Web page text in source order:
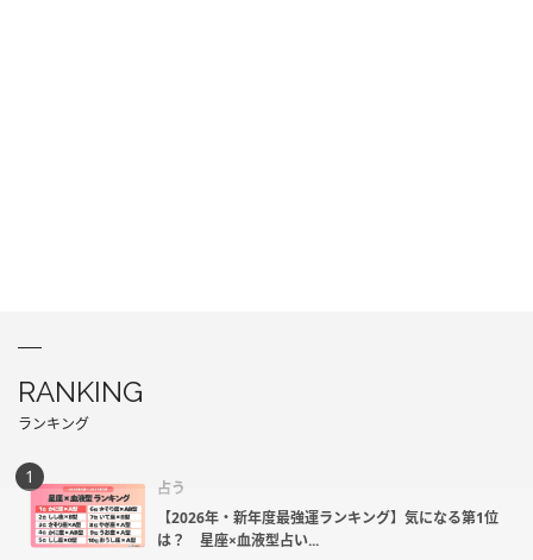
RANKING
ランキング
占う
【2026年・新年度最強運ランキング】気になる第1位
は？ 星座×血液型占い...